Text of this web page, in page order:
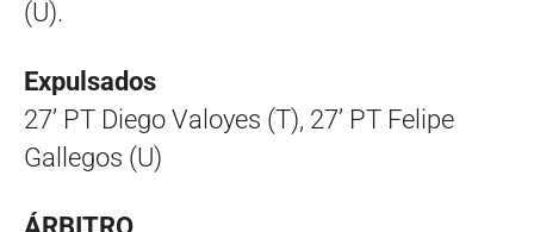
(U).
Expulsados
27’ PT Diego Valoyes (T), 27’ PT Felipe
Gallegos (U)